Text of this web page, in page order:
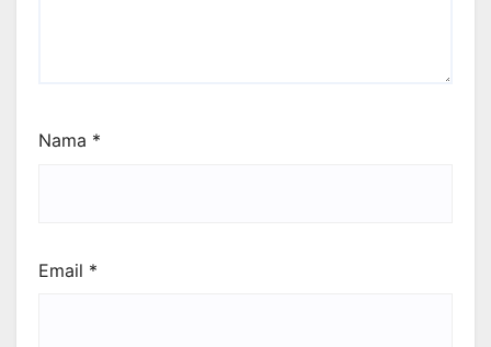
Nama *
Email *